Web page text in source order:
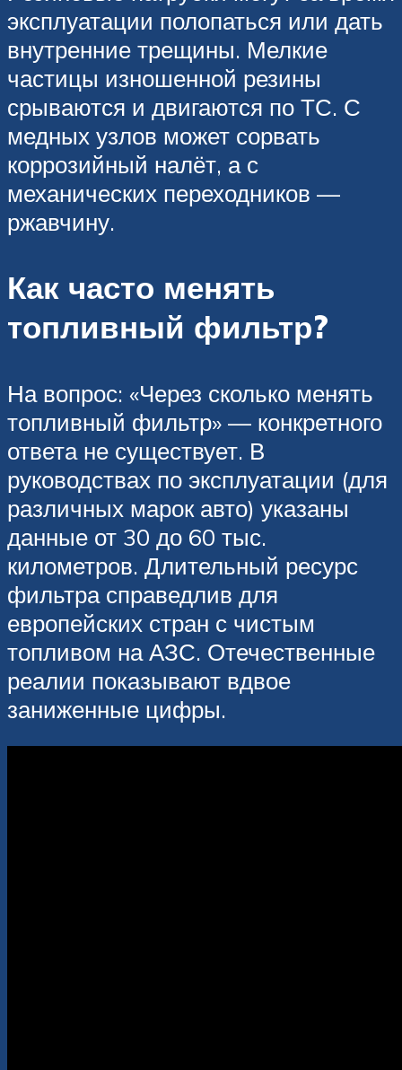
эксплуатации полопаться или дать
внутренние трещины. Мелкие
частицы изношенной резины
срываются и двигаются по ТС. С
медных узлов может сорвать
коррозийный налёт, а с
механических переходников —
ржавчину.
Как часто менять
топливный фильтр?
На вопрос: «Через сколько менять
топливный фильтр» — конкретного
ответа не существует. В
руководствах по эксплуатации (для
различных марок авто) указаны
данные от 30 до 60 тыс.
километров. Длительный ресурс
фильтра справедлив для
европейских стран с чистым
топливом на АЗС. Отечественные
реалии показывают вдвое
заниженные цифры.